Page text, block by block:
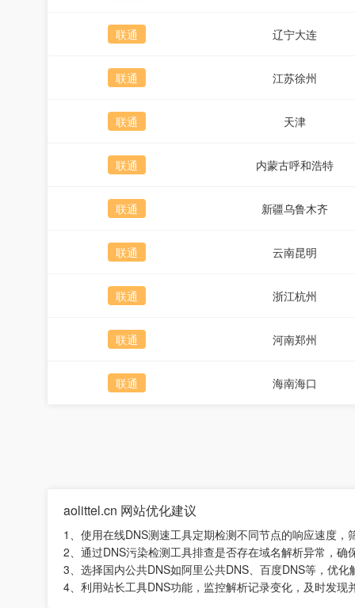
联通 辽宁大连
联通 江苏徐州
联通 天津
联通 内蒙古呼和浩特
联通 新疆乌鲁木齐
联通 云南昆明
联通 浙江杭州
联通 河南郑州
联通 海南海口
aolittel.cn 网站优化建议
1、使用在线DNS测速工具定期检测不同节点的响应速度，
2、通过DNS污染检测工具排查是否存在域名解析异常，确
3、选择国内公共DNS如阿里公共DNS、百度DNS等，优化
4、利用站长工具DNS功能，监控解析记录变化，及时发现